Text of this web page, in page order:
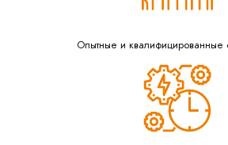
Опытные и квалифицированные